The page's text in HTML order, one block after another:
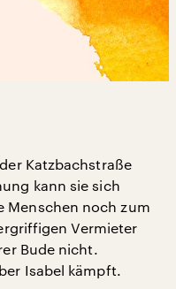
Katzbachstraße
kann sie sich
Menschen noch zum
Vermieter
Bude nicht.
Isabel kämpft.